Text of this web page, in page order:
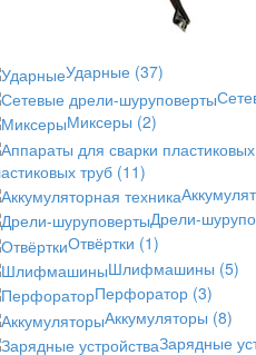
Ударные (37)
Миксеры (2)
труб (11)
Дрели-
Отвёртки (1)
Шлифмашины (5)
Перфоратор (3)
Аккумуляторы (8)
Зарядные